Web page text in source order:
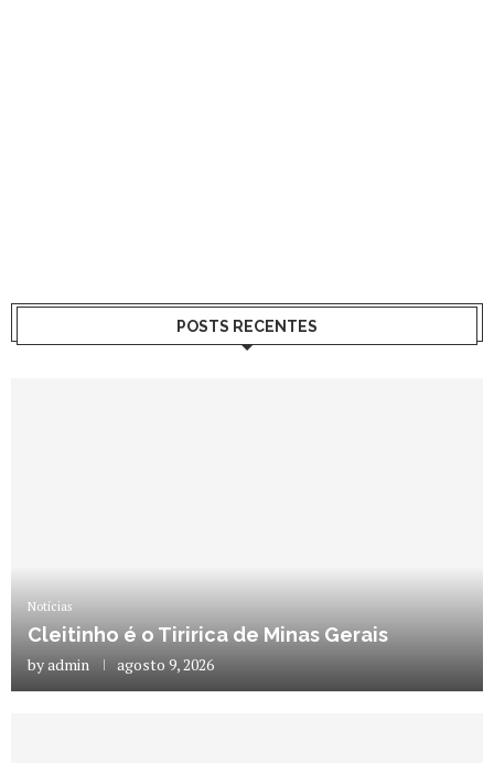
POSTS RECENTES
Notícias
Cleitinho é o Tiririca de Minas Gerais
byadmin agosto 9, 2026